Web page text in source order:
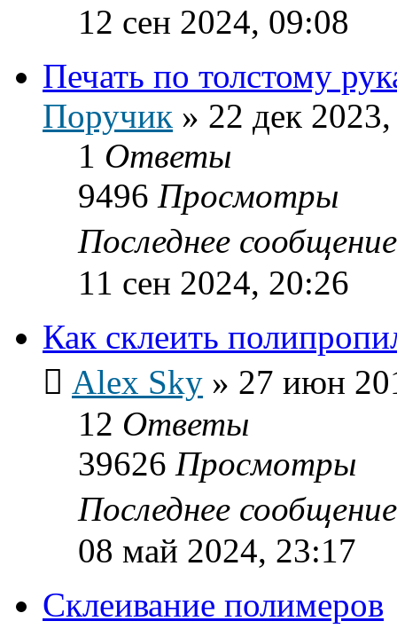
12 сен 2024, 09:08
Печать по толстому
Поручик » 22 дек
1 Ответы
9496 Просмотры
Последнее
11 сен 2024, 20:26
Как склеить
Alex Sky » 27 июн
12 Ответы
39626 Просмотры
Последнее
08 май 2024, 23:17
Склеивание полимеров